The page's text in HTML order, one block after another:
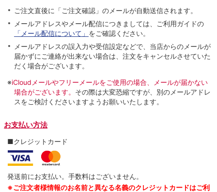
ご注文直後に「ご注文確認」のメールが自動送信されます。
メールアドレスやメール配信につきましては、ご利用ガイドの
「メール配信について」 をご確認ください。
メールアドレスの誤入力や受信設定などで、当店からのメールが
届かずにご連絡が出来ない場合は、注文をキャンセルさせていた
だく場合がございます。
※iCloudメールやフリーメールをご使用の場合、メールが届かない
場合がございます。 その際は大変恐縮ですが、別のメールアドレ
スをご検討くださいますようお願いいたします。
お支払い方法
■クレジットカード
発送前にお支払い。手数料はございません。
※ご注文者様情報のお名前と異なる名義のクレジットカードはご利